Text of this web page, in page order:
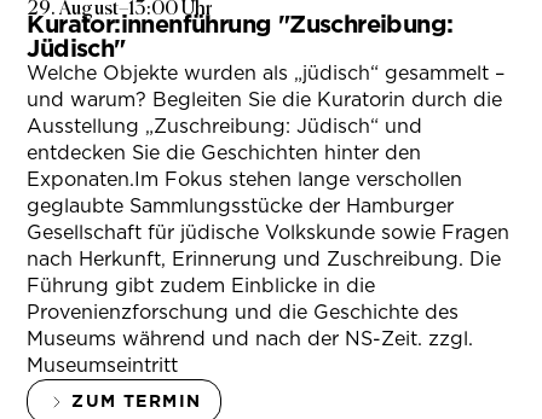
29. August–13:00 Uhr
Kurator:innenführung "Zuschreibung:
Jüdisch"
Welche Objekte wurden als „jüdisch“ gesammelt –
und warum? Begleiten Sie die Kuratorin durch die
Ausstellung „Zuschreibung: Jüdisch“ und
entdecken Sie die Geschichten hinter den
Exponaten.Im Fokus stehen lange verschollen
geglaubte Sammlungsstücke der Hamburger
Gesellschaft für jüdische Volkskunde sowie Fragen
nach Herkunft, Erinnerung und Zuschreibung. Die
Führung gibt zudem Einblicke in die
Provenienzforschung und die Geschichte des
Museums während und nach der NS-Zeit. zzgl.
Museumseintritt
ZUM TERMIN